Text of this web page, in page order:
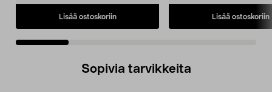
Lisää ostoskoriin Lisää ostoskoriin
Sopivia tarvikkeita